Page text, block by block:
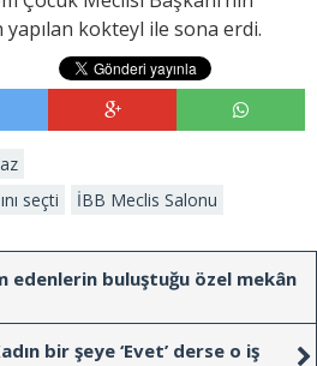
yapılan kokteyl ile sona erdi.
seçti
İBB Meclis Salonu
edenlerin buluştuğu özel mekân
bir şeye ‘Evet’ derse o iş